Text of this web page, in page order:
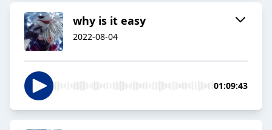
why is it easy
2022-08-04
01:09:43